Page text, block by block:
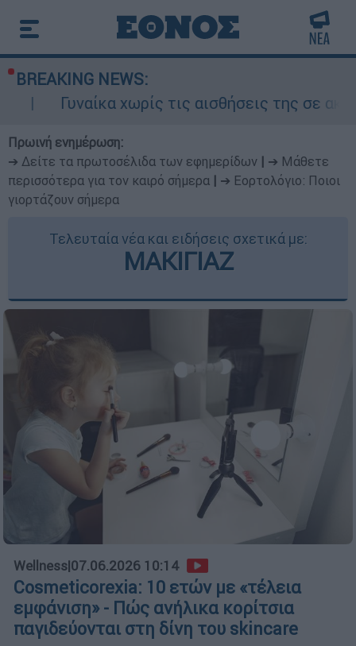
BREAKING NEWS:
χωρίς τις αισθήσεις της σε ακάλυπτο
Πρωινή ενημέρωση:
➔ Δείτε τα πρωτοσέλιδα των εφημερίδων
➔ Μάθετε
περισσότερα για τον καιρό σήμερα
➔ Εορτολόγιο: Ποιοι
γιορτάζουν σήμερα
Τελευταία νέα και ειδήσεις σχετικά με:
ΜΑΚΙΓΙΑΖ
Wellness|07.06.2026 10:14
Cosmeticorexia: 10 ετών με «τέλεια
εμφάνιση» - Πώς ανήλικα κορίτσια
παγιδεύονται στη δίνη του skincare